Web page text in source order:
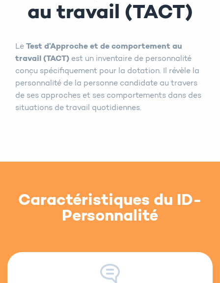
au travail (TACT)
Le Test d’Approche et de comportement au
travail (TACT) est un inventaire de personnalité
conçu spécifiquement pour la dotation. Il révèle la
personnalité de la personne candidate au travers
de ses approches et ses comportements dans des
situations de travail quotidiennes.
Caractéristiques du ID-
Personnalité